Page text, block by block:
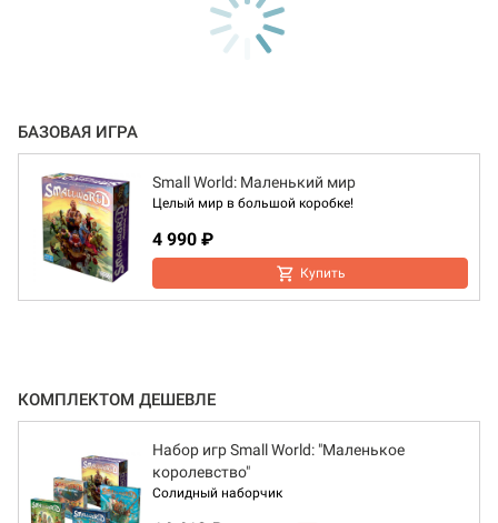
БАЗОВАЯ ИГРА
Small World: Маленький мир
Целый мир в большой коробке!
4 990 ₽
Купить
КОМПЛЕКТОМ ДЕШЕВЛЕ
Набор игр Small World: "Маленькое
королевство"
Солидный наборчик